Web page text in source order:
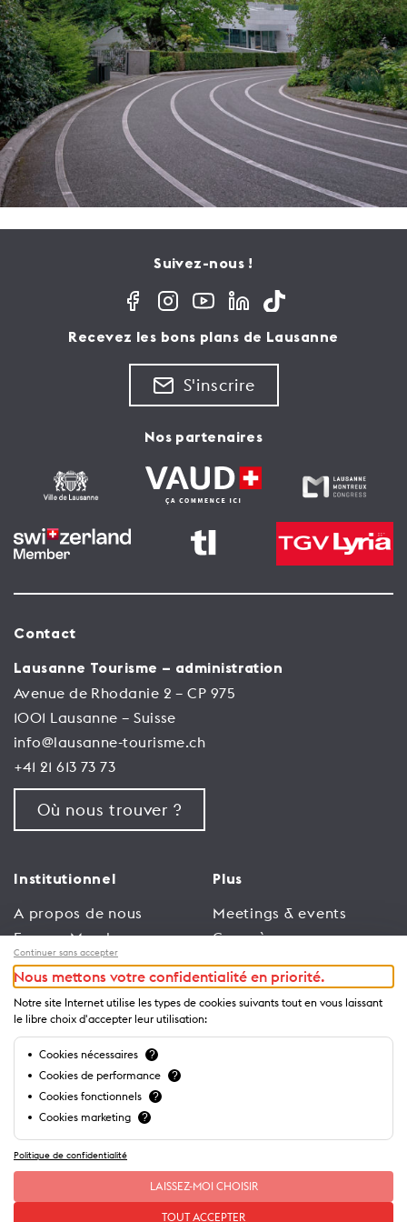
Suivez-nous !
Recevez les bons plans de Lausanne
S'inscrire
Nos partenaires
Contact
Lausanne Tourisme – administration
Avenue de Rhodanie 2 – CP 975
1001 Lausanne – Suisse
info@lausanne-tourisme.ch
+41 21 613 73 73
Où nous trouver ?
Institutionnel
A propos de nous
Espace Membres
Emploi
Conditions générales
d’utilisation
Politique de
confidentialité
Plus
Meetings & events
Congrès
Trade
Espace Médias
Annonceurs
Brochures et guides
Continuer sans accepter
Nous mettons votre confidentialité en priorité.
Notre site Internet utilise les types de cookies suivants tout en vous laissant
le libre choix d'accepter leur utilisation:
Cookies nécessaires ?
Cookies de performance ?
Cookies fonctionnels ?
Cookies marketing ?
Politique de confidentialité
LAISSEZ-MOI CHOISIR
TOUT ACCEPTER